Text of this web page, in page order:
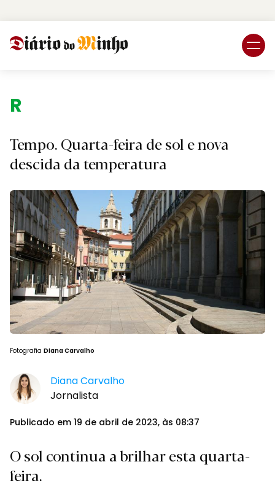
Região.
Tempo. Quarta-feira de sol e nova
descida da temperatura
Fotografia Diana Carvalho
Diana Carvalho
Jornalista
Publicado em 19 de abril de 2023, às 08:37
O sol continua a brilhar esta quarta-
feira.